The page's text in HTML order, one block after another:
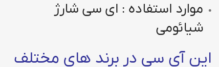
موارد استفاده : ای سی شارژ
شیائومی
این آی سی در برند های مختلف